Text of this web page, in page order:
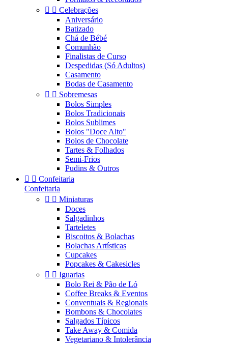
  Celebrações
Aniversário
Batizado
Chá de Bébé
Comunhão
Finalistas de Curso
Despedidas (Só Adultos)
Casamento
Bodas de Casamento
  Sobremesas
Bolos Simples
Bolos Tradicionais
Bolos Sublimes
Bolos "Doce Alto"
Bolos de Chocolate
Tartes & Folhados
Semi-Frios
Pudins & Outros
  Confeitaria
Confeitaria
  Miniaturas
Doces
Salgadinhos
Tarteletes
Biscoitos & Bolachas
Bolachas Artísticas
Cupcakes
Popcakes & Cakesicles
  Iguarias
Bolo Rei & Pão de Ló
Coffee Breaks & Eventos
Conventuais & Regionais
Bombons & Chocolates
Salgados Típicos
Take Away & Comida
Vegetariano & Intolerância